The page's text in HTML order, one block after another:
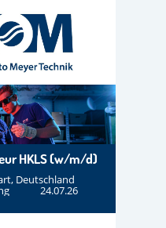
HKLS (w/m/d)
Deutschland
24.07.26